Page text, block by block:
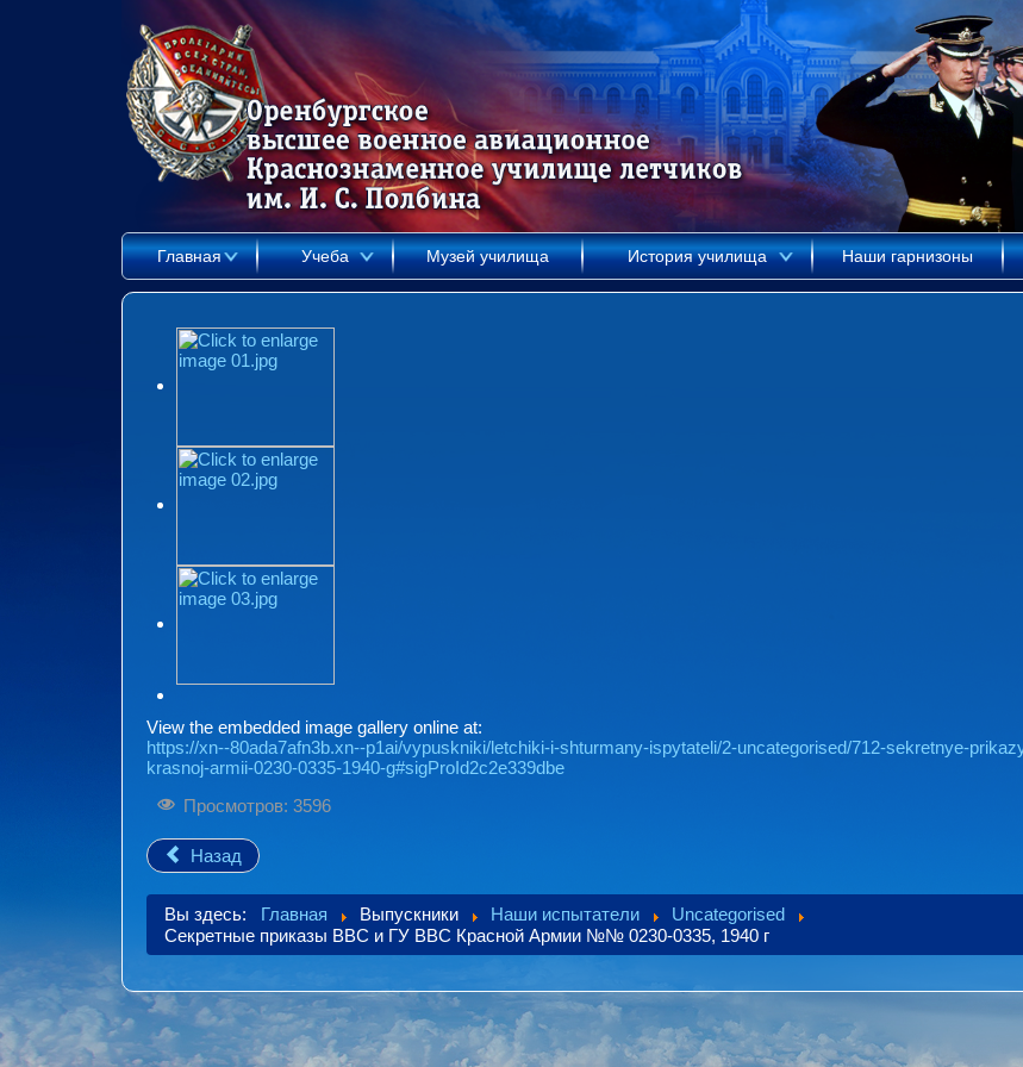
Главная Учеба Музей училища История училища Наши гарнизоны
View the embedded image gallery online at:
https://xn--80ada7afn3b.xn--p1ai/vypuskniki/letchiki-i-shturmany-ispytateli/2-uncategorised/712-sekretnye-
krasnoj-armii-0230-0335-1940-g#sigProId2c2e339dbe
Просмотров: 3596
Назад
Вы здесь: Главная Выпускники Наши испытатели
Uncategorised
Секретные приказы ВВС и ГУ ВВС Красной Армии №№ 0230-0335, 1940 г